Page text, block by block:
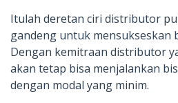
Itulah deretan ciri distributor
gandeng untuk mensukseskan
Dengan kemitraan distributor
akan tetap bisa menjalankan
dengan modal yang minim.